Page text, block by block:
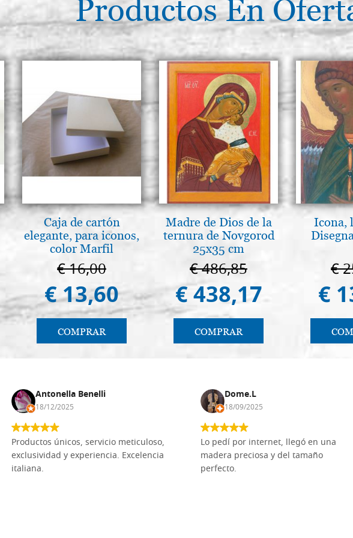
Productos En
Caja de cartón
elegante, para iconos,
color Marfil
€ 16,00
€ 13,60
COMPRAR
Madre de Dios de la
ternura de Novgorod
25x35 cm
€ 486,85
€ 438,17
COMPRAR
Icona,
€
€
Antonella Benelli
18/12/2025
Productos únicos, servicio meticuloso,
exclusividad y experiencia. Excelencia
italiana.
Dome.L
18/09/2025
Lo pedí por internet, llegó en una
madera preciosa y del tamaño
perfecto.